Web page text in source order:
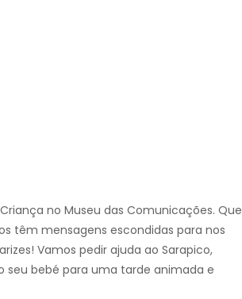
no Museu das Comunicações. Que
têm mensagens escondidas para nos
Vamos pedir ajuda ao Sarapico,
seu bebé para uma tarde animada e